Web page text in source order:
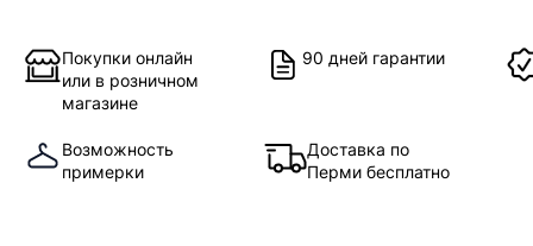
Покупки онлайн
или в розничном
магазине
90 дней гарантии
Возможность
примерки
Доставка по
Перми бесплатно